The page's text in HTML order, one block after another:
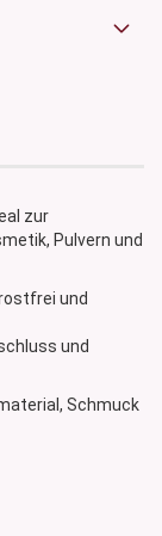
zur
Pulvern und
und
und
Schmuck